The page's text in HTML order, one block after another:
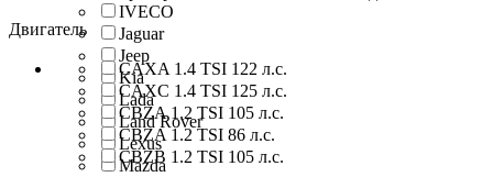
IVECO
Jaguar
Jeep
Kia
Lada
Land Rover
Lexus
Mazda
Двигатель
CAXA 1.4 TSI 122 л.с.
CAXC 1.4 TSI 125 л.с.
CBZA 1.2 TSI 105 л.с.
CBZA 1.2 TSI 86 л.с.
CBZB 1.2 TSI 105 л.с.